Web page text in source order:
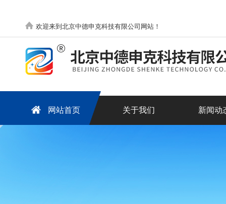
欢迎来到北京中德申克科技有限公司网站！
网站首页 关于我们 新闻动